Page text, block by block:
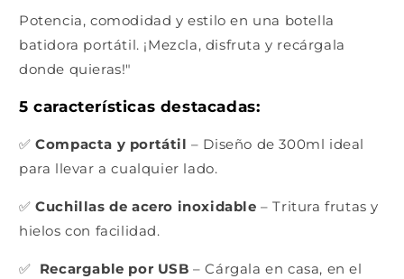
Potencia, comodidad y estilo en una botella
batidora portátil. ¡Mezcla, disfruta y recárgala
donde quieras!"
5 características destacadas:
✅Compacta y portátil – Diseño de 300ml ideal
para llevar a cualquier lado.
✅Cuchillas de acero inoxidable – Tritura frutas y
hielos con facilidad.
✅ Recargable por USB – Cárgala en casa, en el